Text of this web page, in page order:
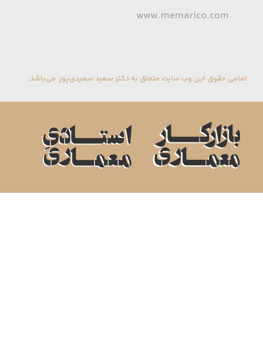
www.memarico.com
تمامی حقوق این وب سایت متعلق به دکتر سعید سعیدی‌پور می‌باشد.